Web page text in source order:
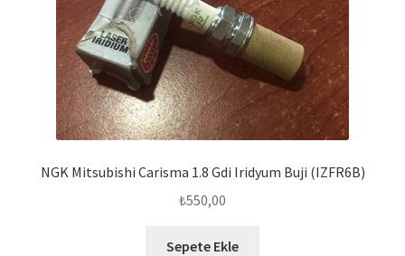
NGK Mitsubishi Carisma 1.8 Gdi Iridyum Buji (IZFR6B)
₺550,00
Sepete Ekle